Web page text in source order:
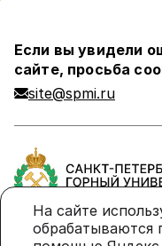
На сайте
обрабатываются
Если вы увидели
сайте, просьба
site@spmi.ru